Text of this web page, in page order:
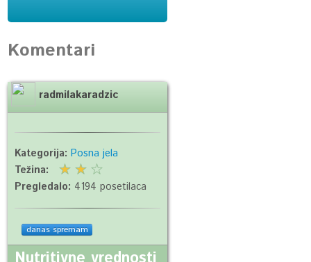
Komentari
radmilakaradzic
Kategorija:Posna jela
Težina:
Pregledalo: 4194 posetilaca
danas spremam